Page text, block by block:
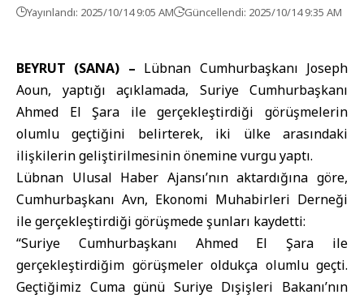
Yayınlandı: 2025/10/14 9:05 AM Güncellendi: 2025/10/14 9:35 AM
BEYRUT (SANA) – Lübnan Cumhurbaşkanı Joseph
Aoun, yaptığı açıklamada, Suriye Cumhurbaşkanı
Ahmed El Şara ile gerçekleştirdiği görüşmelerin
olumlu geçtiğini belirterek, iki ülke arasındaki
ilişkilerin geliştirilmesinin önemine vurgu yaptı.
Lübnan Ulusal Haber Ajansı’nın aktardığına göre,
Cumhurbaşkanı Avn, Ekonomi Muhabirleri Derneği
ile gerçekleştirdiği görüşmede şunları kaydetti:
“Suriye Cumhurbaşkanı Ahmed El Şara ile
gerçekleştirdiğim görüşmeler oldukça olumlu geçti.
Geçtiğimiz Cuma günü Suriye Dışişleri Bakanı’nın